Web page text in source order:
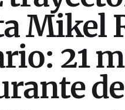
Mikel
21